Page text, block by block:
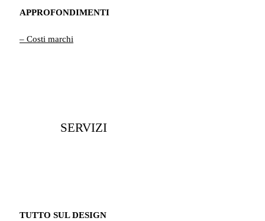
APPROFONDIMENTI
– Costi marchi
SERVIZI
TUTTO SUL DESIGN